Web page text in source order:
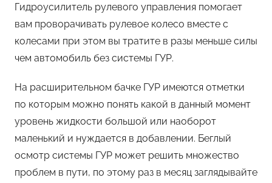
Гидроусилитель рулевого управления помогает
вам проворачивать рулевое колесо вместе с
колесами при этом вы тратите в разы меньше силы
чем автомобиль без системы ГУР.
На расширительном бачке ГУР имеются отметки
по которым можно понять какой в данный момент
уровень жидкости большой или наоборот
маленький и нуждается в добавлении. Беглый
осмотр системы ГУР может решить множество
проблем в пути, по этому раз в месяц заглядывайте